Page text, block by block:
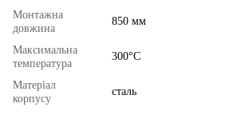
Монтажна
довжина
850 мм
Максимальна
температура
300°С
Матеріал
корпусу
сталь